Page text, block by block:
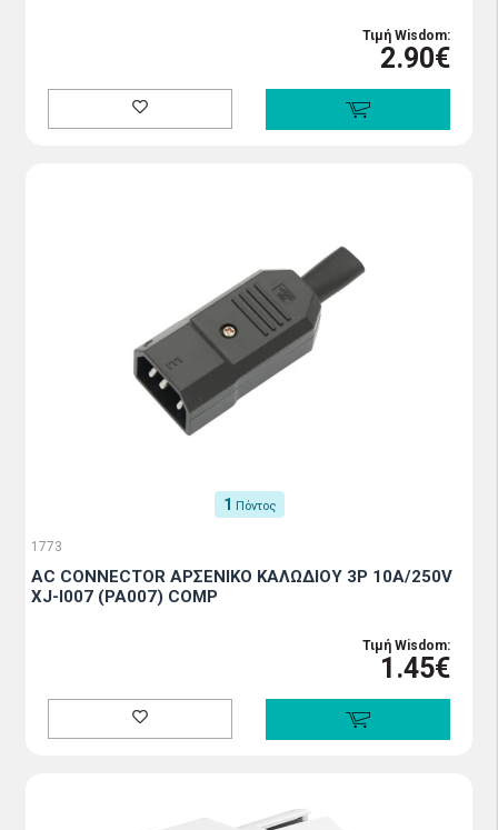
Τιμή Wisdom:
2.90€
1 Πόντος
1773
AC CONNECTOR ΑΡΣΕΝΙΚΟ ΚΑΛΩΔΙΟΥ 3P 10A/250V
XJ-I007 (PA007) COMP
Τιμή Wisdom:
1.45€